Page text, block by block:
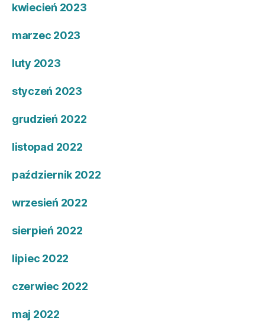
kwiecień 2023
marzec 2023
luty 2023
styczeń 2023
grudzień 2022
listopad 2022
październik 2022
wrzesień 2022
sierpień 2022
lipiec 2022
czerwiec 2022
maj 2022